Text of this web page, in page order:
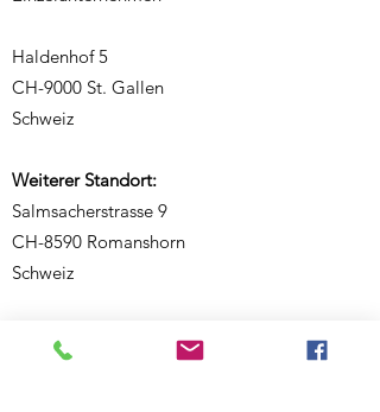
Haldenhof 5
CH-9000 St. Gallen
Schweiz
Weiterer Standort:
Salmsacherstrasse 9
CH-8590 Romanshorn
Schweiz
Telefon:
+41 77 468 08 46
E-Mail: ecknauerjasmin@outlook.com